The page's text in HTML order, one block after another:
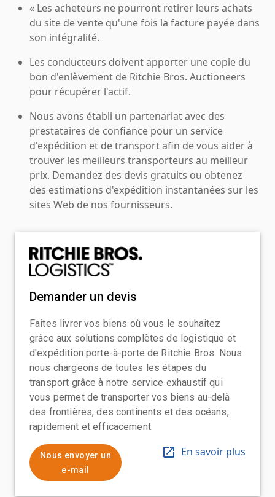
« Les acheteurs ne pourront retirer leurs achats
du site de vente qu'une fois la facture payée dans
son intégralité.
Les conducteurs doivent apporter une copie du
bon d'enlèvement de Ritchie Bros. Auctioneers
pour récupérer l'actif.
Nous avons établi un partenariat avec des
prestataires de confiance pour un service
d'expédition et de transport afin de vous aider à
trouver les meilleurs transporteurs au meilleur
prix. Demandez des devis gratuits ou obtenez
des estimations d'expédition instantanées sur les
sites Web de nos fournisseurs.
Demander un devis
Faites livrer vos biens où vous le souhaitez
grâce aux solutions complètes de logistique et
d'expédition porte-à-porte de Ritchie Bros. Nous
nous chargeons de toutes les étapes du
transport grâce à notre service exhaustif qui
vous permet de transporter vos biens au-delà
des frontières, des continents et des océans,
rapidement et efficacement.
Nous envoyer un
e-mail
En savoir plus